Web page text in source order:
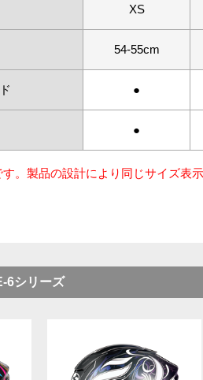
XS
54-55cm
●
●
。製品の設計により同じサイズ表
6シリーズ